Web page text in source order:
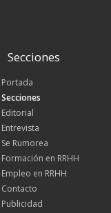
Secciones
Portada
Secciones
Editorial
Entrevista
Se Rumorea
Formación en RRHH
Empleo en RRHH
Contacto
Publicidad